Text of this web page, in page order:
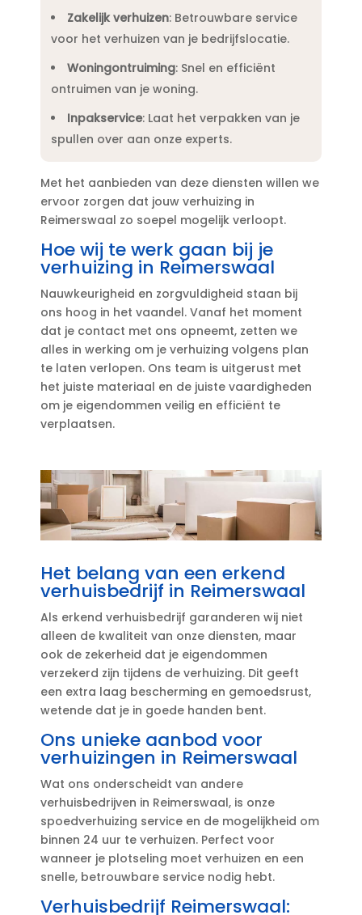
Zakelijk verhuizen: Betrouwbare service
voor het verhuizen van je bedrijfslocatie.​
Woningontruiming: Snel en efficiënt
ontruimen van je woning.​
Inpakservice: Laat het verpakken van je
spullen over aan onze experts.​
Met het aanbieden van deze diensten willen we
ervoor zorgen dat jouw verhuizing in
Reimerswaal zo soepel mogelijk verloopt.​
Hoe wij te werk gaan bij je
verhuizing in Reimerswaal
Nauwkeurigheid en zorgvuldigheid staan bij
ons hoog in het vaandel.​ Vanaf het moment
dat je contact met ons opneemt, zetten we
alles in werking om je verhuizing volgens plan
te laten verlopen.​ Ons team is uitgerust met
het juiste materiaal en de juiste vaardigheden
om je eigendommen veilig en efficiënt te
verplaatsen.​
Het belang van een erkend
verhuisbedrijf in Reimerswaal
Als erkend verhuisbedrijf garanderen wij niet
alleen de kwaliteit van onze diensten, maar
ook de zekerheid dat je eigendommen
verzekerd zijn tijdens de verhuizing.​ Dit geeft
een extra laag bescherming en gemoedsrust,
wetende dat je in goede handen bent.​
Ons unieke aanbod voor
verhuizingen in Reimerswaal
Wat ons onderscheidt van andere
verhuisbedrijven in Reimerswaal, is onze
spoedverhuizing service en de mogelijkheid om
binnen 24 uur te verhuizen.​ Perfect voor
wanneer je plotseling moet verhuizen en een
snelle, betrouwbare service nodig hebt.​
Verhuisbedrijf Reimerswaal: